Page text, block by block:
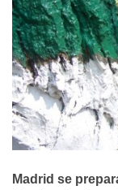
Madrid se